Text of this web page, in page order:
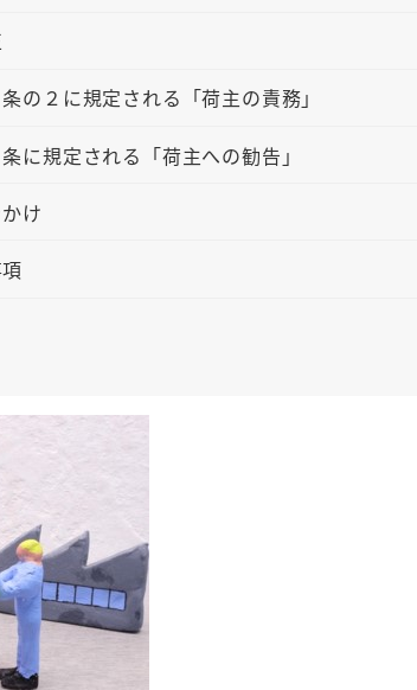
の２に規定される「荷主の責務」
に規定される「荷主への勧告」
け